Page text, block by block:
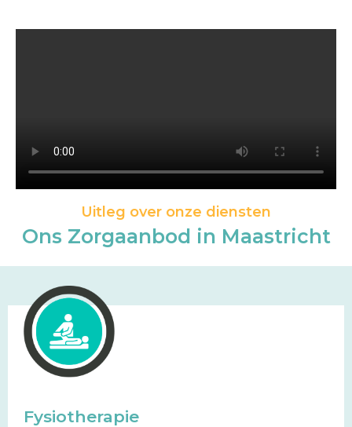
Uitleg over onze diensten
Ons Zorgaanbod in Maastricht
Fysiotherapie